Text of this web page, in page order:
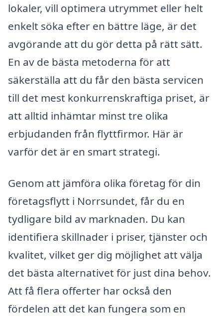
lokaler, vill optimera utrymmet eller helt
enkelt söka efter en bättre läge, är det
avgörande att du gör detta på rätt sätt.
En av de bästa metoderna för att
säkerställa att du får den bästa servicen
till det mest konkurrenskraftiga priset, är
att alltid inhämtar minst tre olika
erbjudanden från flyttfirmor. Här är
varför det är en smart strategi.
Genom att jämföra olika företag för din
företagsflytt i Norrsundet, får du en
tydligare bild av marknaden. Du kan
identifiera skillnader i priser, tjänster och
kvalitet, vilket ger dig möjlighet att välja
det bästa alternativet för just dina behov.
Att få flera offerter har också den
fördelen att det kan fungera som en